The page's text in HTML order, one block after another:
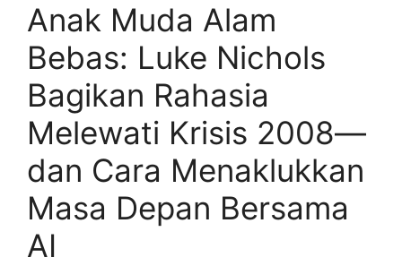
Anak Muda Alam
Bebas: Luke Nichols
Bagikan Rahasia
Melewati Krisis 2008—
dan Cara Menaklukkan
Masa Depan Bersama
AI